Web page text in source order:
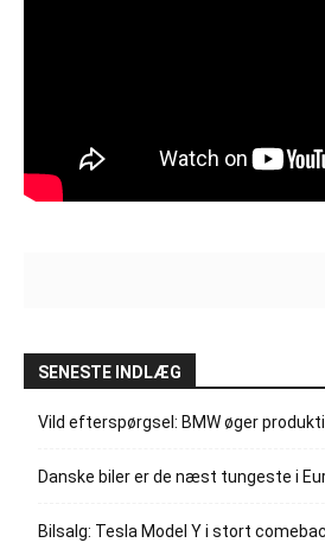
SENESTE INDLÆG
Vild efterspørgsel: BMW øger
Danske biler er de næst tungeste i
Bilsalg: Tesla Model Y i stort